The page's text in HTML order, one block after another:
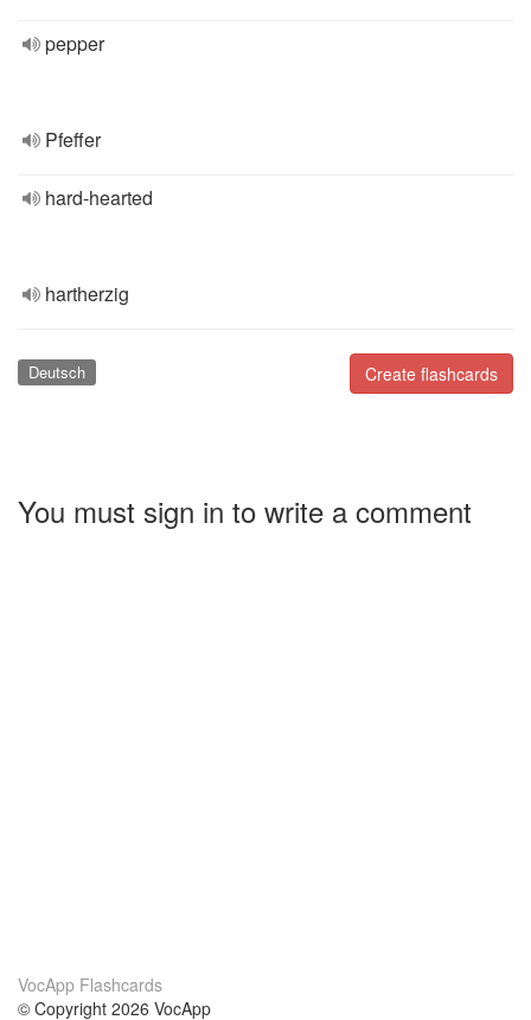
pepper
Pfeffer
hard-hearted
hartherzig
Create flashcards
Deutsch
You must sign in to write a comment
VocApp Flashcards
© Copyright 2026 VocApp